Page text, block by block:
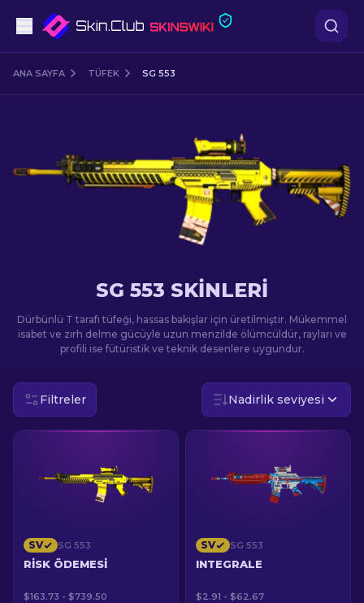
Tabanca
Tüfek
Dürbünlü Tüfek
Kasalar
Diğer
TR
ANA SAYFA TÜFEK SG 553
SG 553 SKINLERI
Dürbünlü T tarafı tüfeği, hassas bakışlar için üretilmiştir. Mükemmel
isabet ve zırh delme gücüyle uzun menzilde ölümcüldür, rayları ve
profili ise fütüristik ve teknik desenlere uygundur.
Filtreler Nadirlik seviyesi
SV SG 553
RISK ÖDEMESI
$163.73 - $739.50
SV SG 553
INTEGRALE
$2.91 - $62.67